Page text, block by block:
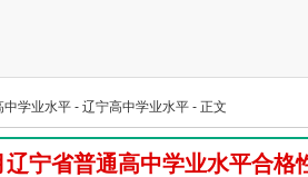
中学业水平 - 辽宁高中学业水平 - 正文
辽宁省普通高中学业水平合格